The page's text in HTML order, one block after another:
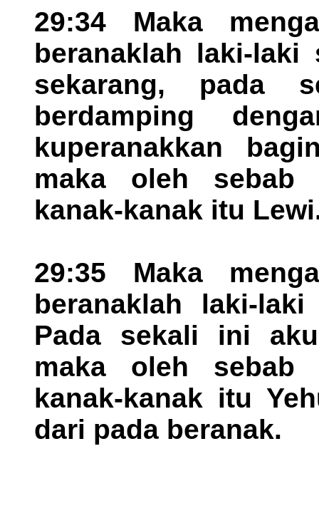
29:34 Maka
beranaklah laki-laki
sekarang, pada
berdamping
kuperanakkan
maka oleh sebab
kanak-kanak itu
29:35 Maka
beranaklah laki-
Pada sekali ini
maka oleh sebab
kanak-kanak itu
dari pada beranak.